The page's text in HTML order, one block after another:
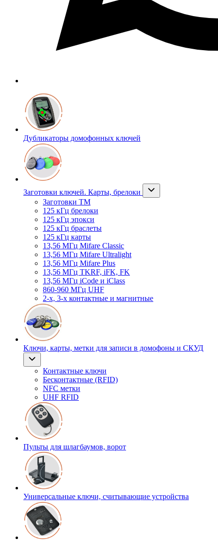
Дубликаторы домофонных ключей
Заготовки ключей. Карты, брелоки
Заготовки ТМ
125 кГц брелоки
125 кГц эпокси
125 кГц браслеты
125 кГц карты
13,56 МГц Mifare Classic
13,56 МГц Mifare Ultralight
13,56 МГц Mifare Plus
13,56 МГц TKRF, iFK, FK
13,56 МГц iCode и iClass
860-960 МГц UHF
2-х, 3-х контактные и магнитные
Ключи, карты, метки для записи в домофоны и СКУД
Контактные ключи
Бесконтактные (RFID)
NFC метки
UHF RFID
Пульты для шлагбаумов, ворот
Универсальные ключи, считывающие устройства